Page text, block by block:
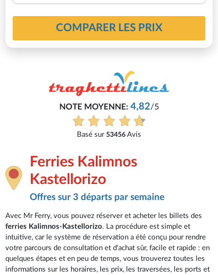
COMPARER LES PRIX
NOTE MOYENNE:4,82/5
Basé sur 53456 Avis
Ferries Kalimnos
Kastellorizo
Offres sur 3 départs par semaine
Avec Mr Ferry, vous pouvez réserver et acheter les billets des
ferries Kalimnos-Kastellorizo. La procédure est simple et
intuitive, car le système de réservation a été conçu pour rendre
votre parcours de consultation et d'achat sûr, facile et rapide : en
quelques étapes et en peu de temps, vous trouverez toutes les
informations sur les horaires, les prix, les traversées, les ports et